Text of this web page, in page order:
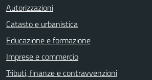
Autorizzazioni
Catasto e urbanistica
Educazione e formazione
Imprese e commercio
Tributi, finanze e contravvenzioni